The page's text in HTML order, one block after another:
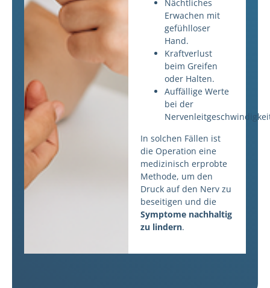
Nächtliches
Erwachen mit
gefühlloser
Hand.
Kraftverlust
beim Greifen
oder Halten.
Auffällige Werte
bei der
In solchen Fällen ist
die Operation eine
medizinisch erprobte
Methode, um den
Druck auf den Nerv zu
beseitigen und die
Symptome nachhaltig
zu lindern.